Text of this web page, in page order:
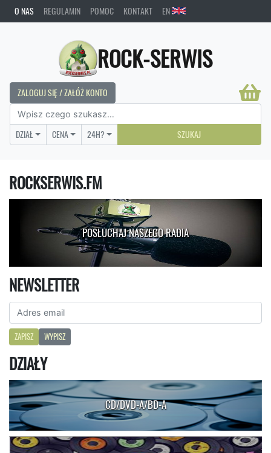
O NAS REGULAMIN POMOC KONTAKT EN
ROCK-SERWIS
ZALOGUJ SIĘ / ZAŁÓŻ KONTO
DZIAŁ CENA 24H? SZUKAJ
ROCKSERWIS.FM
POSŁUCHAJ NASZEGO RADIA
NEWSLETTER
ZAPISZ WYPISZ
DZIAŁY
CD/DVD-A/BD-A